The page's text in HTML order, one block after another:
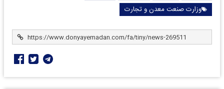
وزارت صنعت معدن و تجارت